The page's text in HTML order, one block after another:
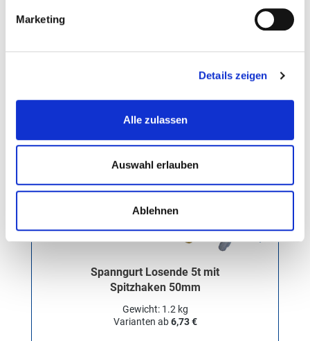
Marketing
Details zeigen
Alle zulassen
Auswahl erlauben
Ablehnen
Regulärer Preis:
Ab15,90 €
Spanngurt Losende 5t mit
Spitzhaken 50mm
Gewicht: 1.2 kg
Varianten ab6,73 €